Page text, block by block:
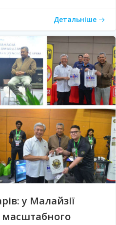
Детальніше
у Малайзії
масштабного